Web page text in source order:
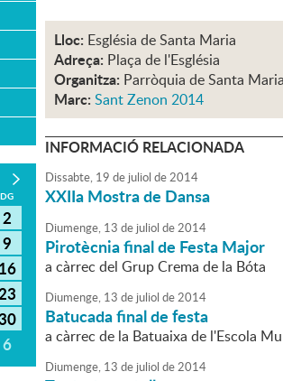
DG
2
9
16
6
Lloc: Església de Santa Maria
Adreça: Plaça de l'Església
Organitza: Parròquia de Santa Maria
Marc: Sant Zenon 2014
INFORMACIÓ RELACIONADA
Dissabte, 19 de juliol de2014
XXIIa Mostra de Dansa
Diumenge, 13 de juliol de2014
Pirotècnia final de Festa Major
a càrrec del Grup Crema de la Bóta
Diumenge, 13 de juliol de2014
Batucada final de festa
a càrrec de la Batuaixa de l'Escola
Diumenge, 13 de juliol de2014